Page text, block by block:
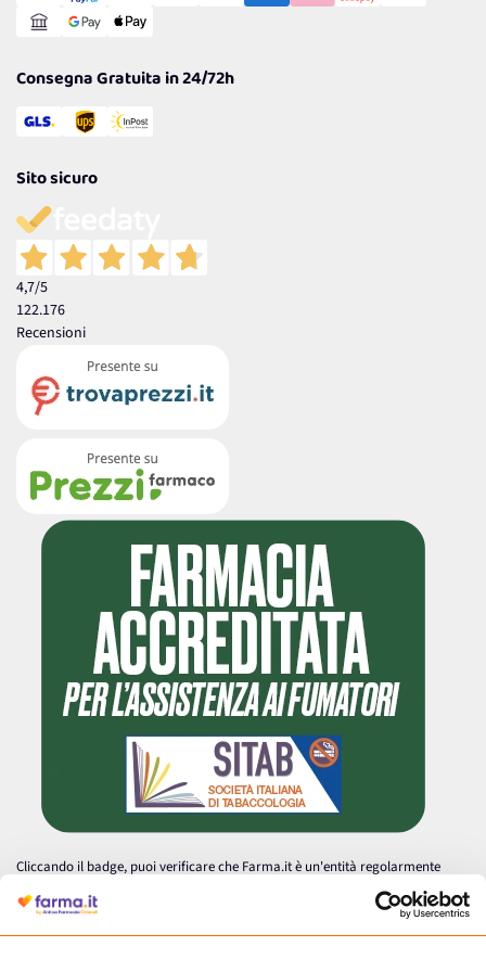
Consegna Gratuita in 24/72h
Sito sicuro
4,7/5
122.176
Recensioni
Cliccando il badge, puoi verificare che Farma.it è un'entità regolarmente
autorizzata dal Ministero della Salute a effettuare la vendita online di
medicinali.